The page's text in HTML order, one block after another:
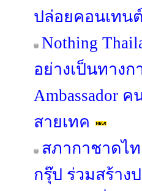
ปล่อยคอนเทน
Nothing
อย่างเป็นทาง
Ambassador
สายเทค
สภากาชาดไ
กรุ๊ป ร่วมสร้าง